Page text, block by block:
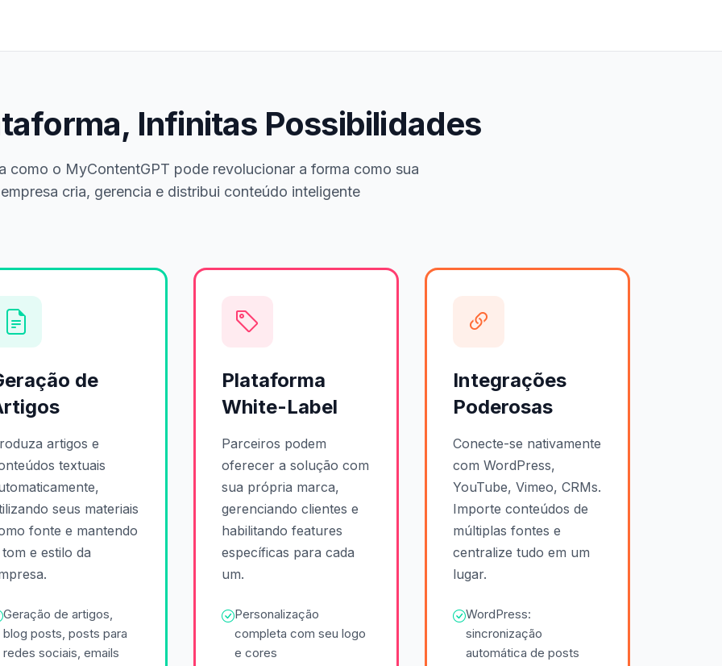
Infinitas Possibilidades
como o MyContentGPT pode revolucionar a forma como sua
empresa cria, gerencia e distribui conteúdo inteligente
de
artigos e
textuais
seus materiais
fonte e mantendo
e estilo da
Geração de artigos,
blog posts, posts para
redes sociais, emails
Plataforma
White-Label
Parceiros podem
oferecer a solução com
sua própria marca,
gerenciando clientes e
habilitando features
específicas para cada
um.
Personalização
completa com seu logo
e cores
Integrações
Poderosas
Conecte-se nativamente
com WordPress,
YouTube, Vimeo, CRMs.
Importe conteúdos de
múltiplas fontes e
centralize tudo em um
lugar.
WordPress:
sincronização
automática de posts